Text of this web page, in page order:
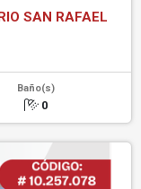
SAN RAFAEL
Baño(s)
0